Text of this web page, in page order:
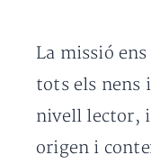
La missió
tots els nens
nivell lector,
origen i